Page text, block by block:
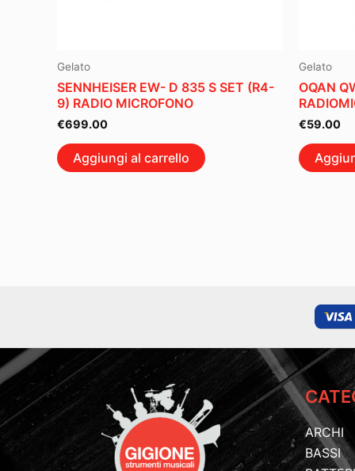
Gelato
SENNHEISER EW- D 835 S SET (R4-
9) RADIO MICROFONO
€699.00
Aggiungi al carrello
Gelato
OQAN
€59.00
ARCHI
BASSI